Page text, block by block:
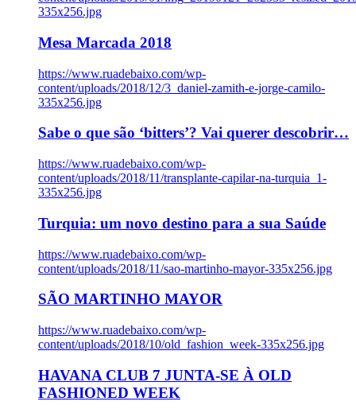
335x256.jpg
Mesa Marcada 2018
https://www.ruadebaixo.com/wp-
content/uploads/2018/12/3_daniel-zamith-e-jorge-camilo-
335x256.jpg
Sabe o que são ‘bitters’? Vai querer descobrir…
https://www.ruadebaixo.com/wp-
content/uploads/2018/11/transplante-capilar-na-turquia_1-
335x256.jpg
Turquia: um novo destino para a sua Saúde
https://www.ruadebaixo.com/wp-
content/uploads/2018/11/sao-martinho-mayor-335x256.jpg
SÃO MARTINHO MAYOR
https://www.ruadebaixo.com/wp-
content/uploads/2018/10/old_fashion_week-335x256.jpg
HAVANA CLUB 7 JUNTA-SE À OLD
FASHIONED WEEK